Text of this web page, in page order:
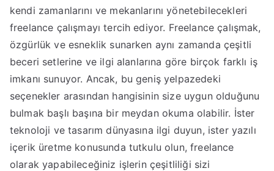
kendi zamanlarını ve mekanlarını yönetebilecekleri
freelance çalışmayı tercih ediyor. Freelance çalışmak,
özgürlük ve esneklik sunarken aynı zamanda çeşitli
beceri setlerine ve ilgi alanlarına göre birçok farklı iş
imkanı sunuyor. Ancak, bu geniş yelpazedeki
seçenekler arasından hangisinin size uygun olduğunu
bulmak başlı başına bir meydan okuma olabilir. İster
teknoloji ve tasarım dünyasına ilgi duyun, ister yazılı
içerik üretme konusunda tutkulu olun, freelance
olarak yapabileceğiniz işlerin çeşitliliği sizi